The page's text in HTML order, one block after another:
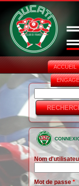
ACCUEIL
ENGAGE
de
Nom
Mot de passe *